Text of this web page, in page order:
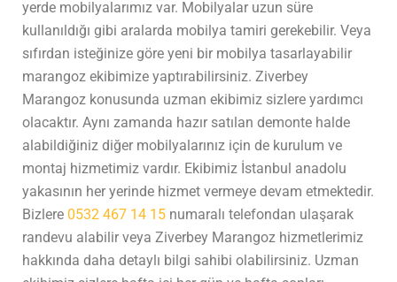
yerde mobilyalarımız var. Mobilyalar uzun süre
kullanıldığı gibi aralarda mobilya tamiri gerekebilir. Veya
sıfırdan isteğinize göre yeni bir mobilya tasarlayabilir
marangoz ekibimize yaptırabilirsiniz. Ziverbey
Marangoz konusunda uzman ekibimiz sizlere yardımcı
olacaktır. Aynı zamanda hazır satılan demonte halde
alabildiğiniz diğer mobilyalarınız için de kurulum ve
montaj hizmetimiz vardır. Ekibimiz İstanbul anadolu
yakasının her yerinde hizmet vermeye devam etmektedir.
Bizlere 0532 467 14 15 numaralı telefondan ulaşarak
randevu alabilir veya Ziverbey Marangoz hizmetlerimiz
hakkında daha detaylı bilgi sahibi olabilirsiniz. Uzman